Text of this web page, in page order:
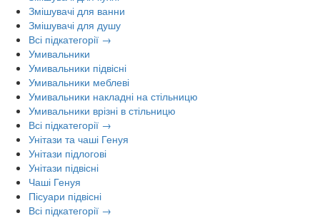
Змішувачі для ванни
Змішувачі для душу
Всі підкатегорії →
Умивальники
Умивальники підвісні
Умивальники меблеві
Умивальники накладні на стільницю
Умивальники врізні в стільницю
Всі підкатегорії →
Унітази та чаші Генуя
Унітази підлогові
Унітази підвісні
Чаші Генуя
Пісуари підвісні
Всі підкатегорії →